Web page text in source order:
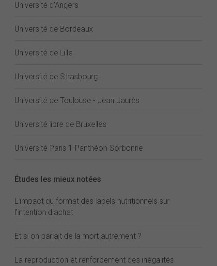
Université d'Angers
Université de Bordeaux
Université de Lille
Université de Strasbourg
Université de Toulouse - Jean Jaurès
Université libre de Bruxelles
Université Paris 1 Panthéon-Sorbonne
Études les mieux notées
L'impact du format des labels nutritionnels sur
l'intention d'achat
Et si on parlait de la mort autrement ?
La reproduction et renforcement des inégalités